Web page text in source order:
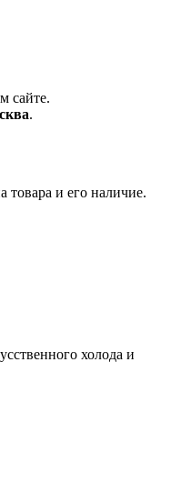
сайте.
.
товара и его наличие.
холода и